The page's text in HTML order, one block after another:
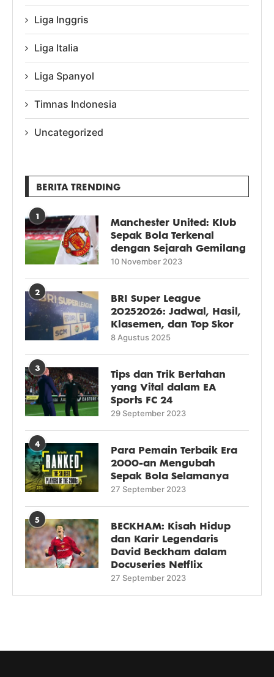
Liga Inggris
Liga Italia
Liga Spanyol
Timnas Indonesia
Uncategorized
BERITA TRENDING
1
Manchester United: Klub
Sepak Bola Terkenal
dengan Sejarah Gemilang
10 November 2023
2
BRI Super League
20252026: Jadwal, Hasil,
Klasemen, dan Top Skor
8 Agustus 2025
3
Tips dan Trik Bertahan
yang Vital dalam EA
Sports FC 24
29 September 2023
4
Para Pemain Terbaik Era
2000-an Mengubah
Sepak Bola Selamanya
27 September 2023
5
BECKHAM: Kisah Hidup
dan Karir Legendaris
David Beckham dalam
Docuseries Netflix
27 September 2023